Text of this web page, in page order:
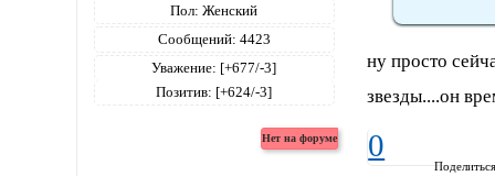
Пол: Женский
Сообщений: 4423
Уважение: [+677/-3]
Позитив: [+624/-3]
ну просто
звезды....он
0